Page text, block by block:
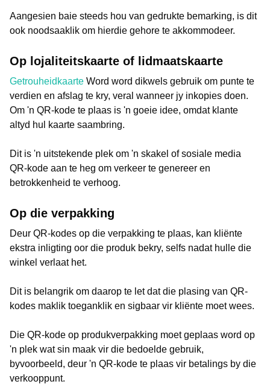
Aangesien baie steeds hou van gedrukte bemarking, is dit
ook noodsaaklik om hierdie gehore te akkommodeer.
Op lojaliteitskaarte of lidmaatskaarte
Getrouheidkaarte Word word dikwels gebruik om punte te
verdien en afslag te kry, veral wanneer jy inkopies doen.
Om 'n QR-kode te plaas is 'n goeie idee, omdat klante
altyd hul kaarte saambring.
Dit is 'n uitstekende plek om 'n skakel of sosiale media
QR-kode aan te heg om verkeer te genereer en
betrokkenheid te verhoog.
Op die verpakking
Deur QR-kodes op die verpakking te plaas, kan kliënte
ekstra inligting oor die produk bekry, selfs nadat hulle die
winkel verlaat het.
Dit is belangrik om daarop te let dat die plasing van QR-
kodes maklik toeganklik en sigbaar vir kliënte moet wees.
Die QR-kode op produkverpakking moet geplaas word op
'n plek wat sin maak vir die bedoelde gebruik,
byvoorbeeld, deur 'n QR-kode te plaas vir betalings by die
verkooppunt.